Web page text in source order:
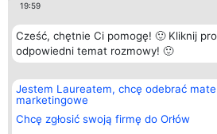
19:59
Cześć, chętnie Ci pomogę! 🙂 Kliknij
odpowiedni temat rozmowy! 🙂
Jestem Laureatem, chcę odebrać
marketingowe
Chcę zgłosić swoją firmę do Orłów
Organizator plebiscytu
Bright Side Solutions sp. z o.
o. sp. k.
ul. Ruska 22
Wrocław 50-079
Plebiscyt
Laureaci
wszystkich
Laureatów